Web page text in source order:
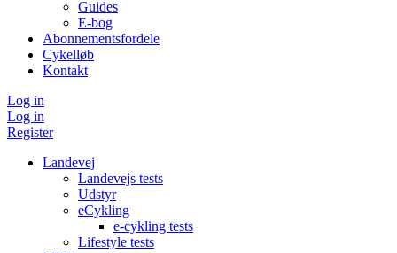
Guides
E-bog
Abonnementsfordele
Cykelløb
Kontakt
Log in
Log in
Register
Landevej
Landevejs tests
Udstyr
eCykling
e-cykling tests
Lifestyle tests